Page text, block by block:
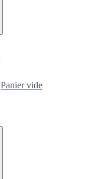
Panier vide